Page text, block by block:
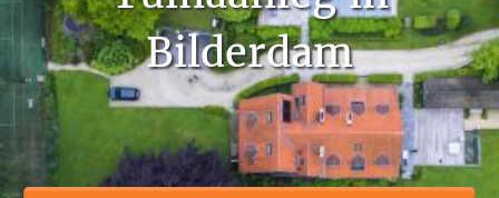
Bilderdam